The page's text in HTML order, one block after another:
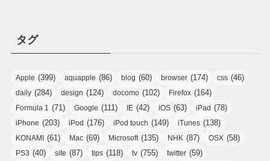
タグ
Apple (399) aquapple (86) blog (60) browser (174) css (46)
daily (284) design (124) docomo (102) Firefox (164)
Formula 1 (71) Google (111) IE (42) iOS (63) iPad (78)
iPhone (203) iPod (176) iPod touch (149) iTunes (138)
KONAMI (61) Mac (69) Microsoft (135) NHK (87) OSX (58)
PS3 (40) site (87) tips (118) tv (755) twitter (59)